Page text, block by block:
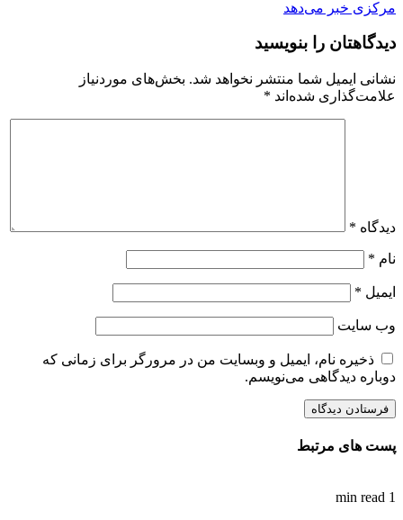
مرکزی خبر می‌دهد
دیدگاهتان را بنویسید
نشانی ایمیل شما منتشر نخواهد شد. بخش‌های موردنیاز
علامت‌گذاری شده‌اند *
دیدگاه *
نام *
ایمیل *
وب‌ سایت
ذخیره نام، ایمیل و وبسایت من در مرورگر برای زمانی که
دوباره دیدگاهی می‌نویسم.
پست های مرتبط
1 min read